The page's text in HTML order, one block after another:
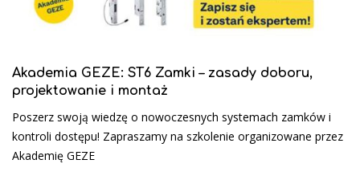
Akademia GEZE: ST6 Zamki – zasady doboru,
projektowanie i montaż
Poszerz swoją wiedzę o nowoczesnych systemach zamków i
kontroli dostępu! Zapraszamy na szkolenie organizowane przez
Akademię GEZE